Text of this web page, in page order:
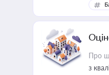
Про
з